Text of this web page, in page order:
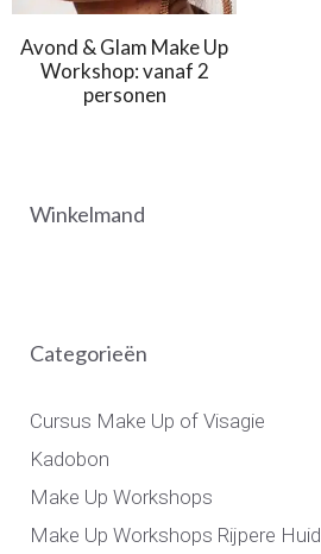
Avond & Glam Make Up
Workshop: vanaf 2
personen
Winkelmand
Categorieën
Cursus Make Up of Visagie
Kadobon
Make Up Workshops
Make Up Workshops Rijpere Huid